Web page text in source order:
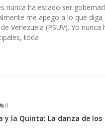
nunca ha estado ser
me apego a lo que diga
Venezuela (PSUV). Yo nunca
toda
0
y la Quinta: La danza de los